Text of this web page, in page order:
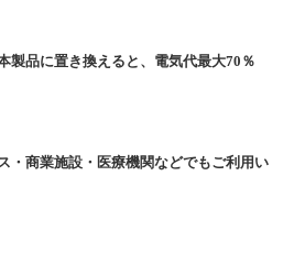
製品に置き換えると、電気代最大70％
・商業施設・医療機関などでもご利用い